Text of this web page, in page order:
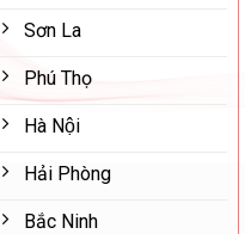
Sơn La
Phú Thọ
Hà Nội
Hải Phòng
Bắc Ninh